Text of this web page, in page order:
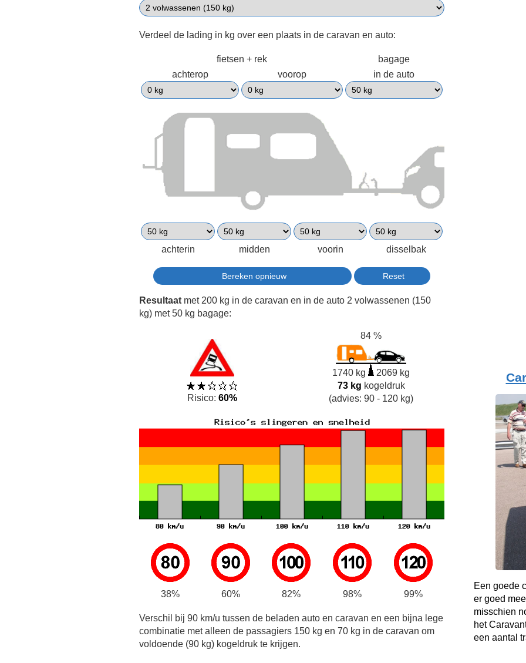
Verdeel de lading in kg over een plaats in de caravan en auto:
fietsen + rek
bagage
achterop
voorop in de auto
achterin midden voorin disselbak
Resultaat met 200 kg in de caravan en in de auto 2 volwassenen (150
kg) met 50 kg bagage:
Risico:60%
84 %
1740 kg
2069 kg
73 kg kogeldruk
(advies: 90 - 120 kg)
38% 60% 82% 98% 99%
Verschil bij 90 km/u tussen de beladen auto en caravan en een bijna lege
combinatie met alleen de passagiers 150 kg en 70 kg in de caravan om
voldoende (90 kg) kogeldruk te krijgen.
Een goede
er goed
misschien
het
een aantal